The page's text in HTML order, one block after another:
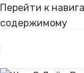
Перейти к
содержимому